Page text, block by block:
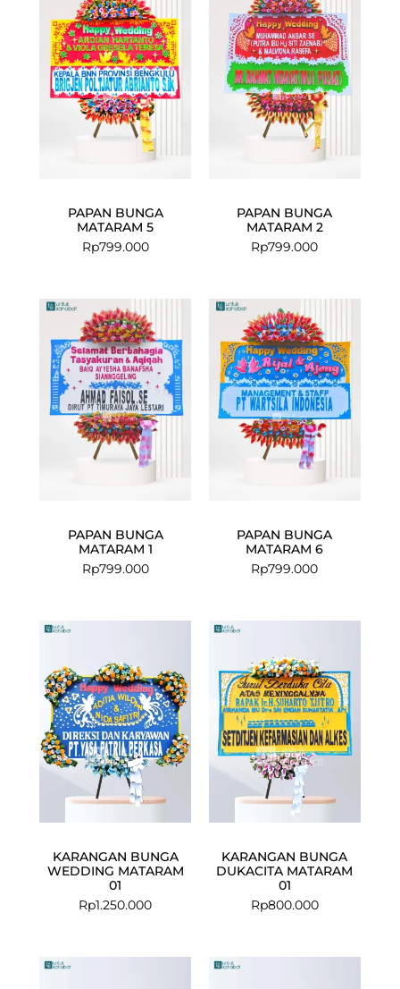
PAPAN BUNGA
MATARAM 5
Rp799.000
PAPAN BUNGA
MATARAM 2
Rp799.000
PAPAN BUNGA
MATARAM 1
Rp799.000
PAPAN BUNGA
MATARAM 6
Rp799.000
KARANGAN BUNGA
WEDDING MATARAM
01
Rp1.250.000
KARANGAN BUNGA
DUKACITA MATARAM
01
Rp800.000